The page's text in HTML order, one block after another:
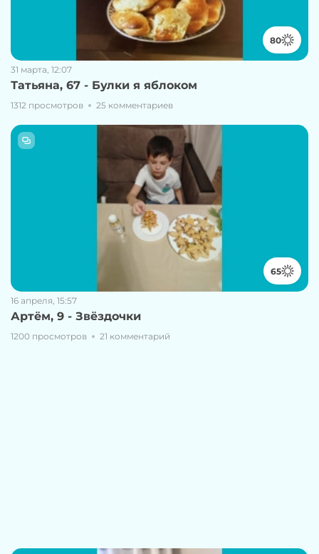
80
31 марта, 12:07
Татьяна, 67 - Булки я яблоком
1312 просмотров 25 комментариев
65
16 апреля, 15:57
Артём, 9 - Звёздочки
1200 просмотров 21 комментарий